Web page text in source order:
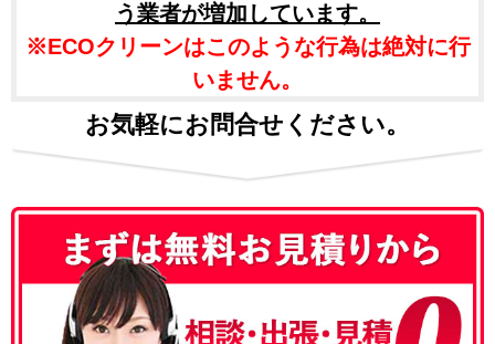
う業者が増加しています。
※ECOクリーンはこのような行為は絶対に行
いません。
お気軽にお問合せください。